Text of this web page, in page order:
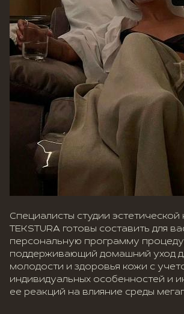
Специалисты студии эстетической
TEKSTURA готовы составить для
персональную программу
поддерживающий домашний уход
молодости и здоровья кожи с
индивидуальных особенностей и
ее реакций на влияние среды